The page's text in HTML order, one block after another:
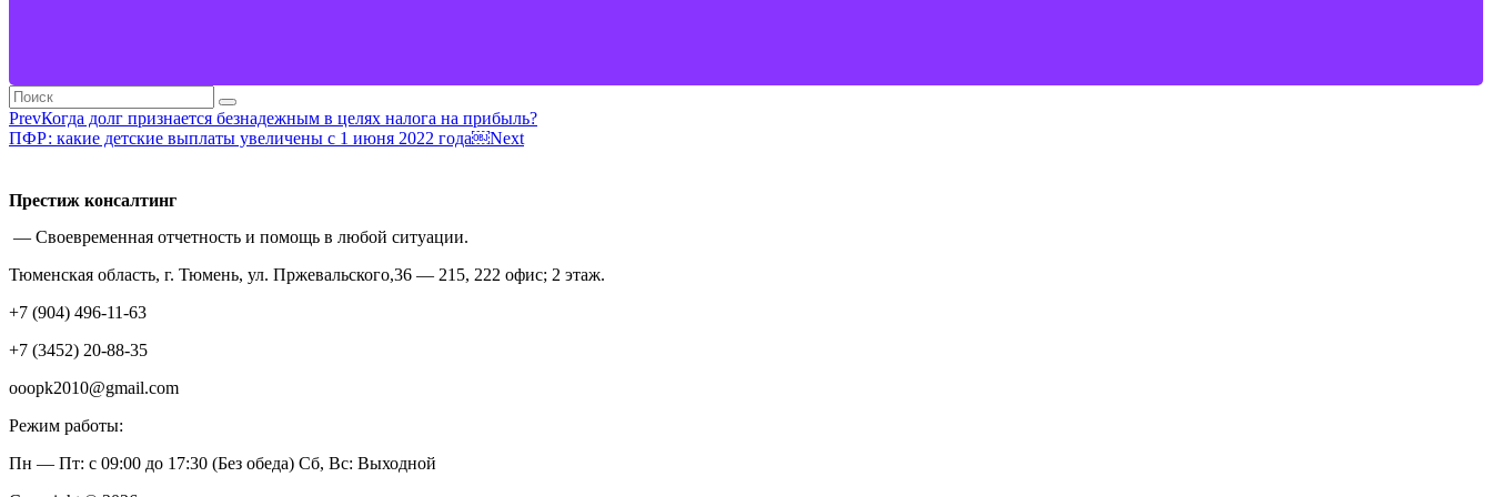
PrevКогда долг признается безнадежным в целях налога на прибыль?
ПФР: какие детские выплаты увеличены с 1 июня 2022 года￼Next
Престиж консалтинг
— Своевременная отчетность и помощь в любой ситуации.
Тюменская область, г. Тюмень, ул. Пржевальского,36 — 215, 222 офис; 2 этаж.
+7 (904) 496-11-63
+7 (3452) 20-88-35
ooopk2010@gmail.com
Режим работы:
Пн — Пт: с 09:00 до 17:30 (Без обеда) Сб, Вс: Выходной